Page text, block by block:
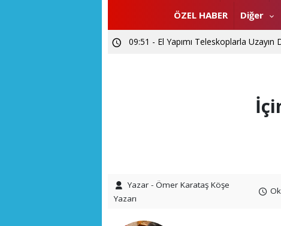
ÖZEL HABER Diğer
09:51 - El Yapımı Teleskoplarla
Yazar - Ömer Karataş Köşe
Yazarı